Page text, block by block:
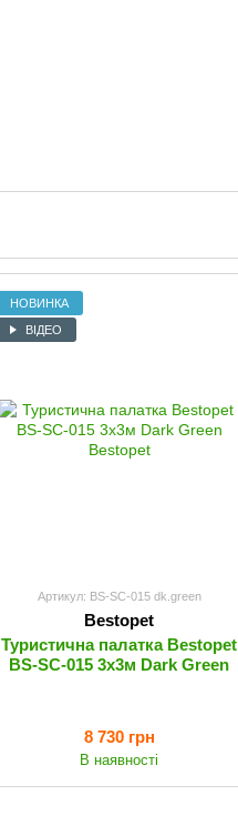
НОВИНКА
ВІДЕО
Артикул: BS-SC-015 dk.green
Bestopet
Туристична палатка Bestopet
BS-SC-015 3х3м Dark Green
8 730 грн
В наявності